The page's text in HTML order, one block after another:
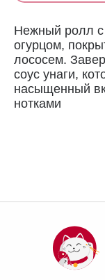
Нежный ролл
огурцом,
лососем.
соус унаги,
насыщенный
нотками